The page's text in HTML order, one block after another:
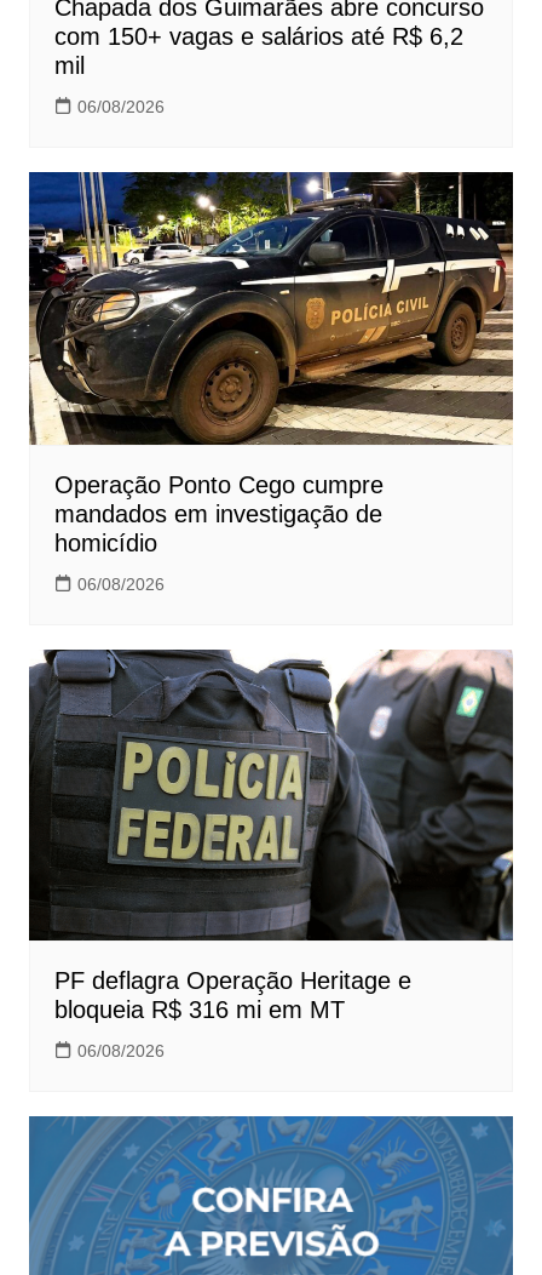
Chapada dos Guimarães abre concurso
com 150+ vagas e salários até R$ 6,2
mil
06/08/2026
Operação Ponto Cego cumpre
mandados em investigação de
homicídio
06/08/2026
PF deflagra Operação Heritage e
bloqueia R$ 316 mi em MT
06/08/2026